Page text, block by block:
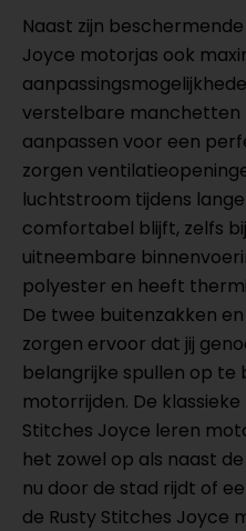
Naast zijn
Joyce motorjas ook
verstelbare manchetten
aanpassen voor een
zorgen
luchtstroom tijdens
comfortabel blijft, zelfs
uitneembare
polyester en heeft
De twee buitenzakken
zorgen ervoor dat jij
belangrijke spullen op te
motorrijden. De
Stitches Joyce leren
het zowel op als naast
nu door de stad rijdt of
de Rusty Stitches Joyce